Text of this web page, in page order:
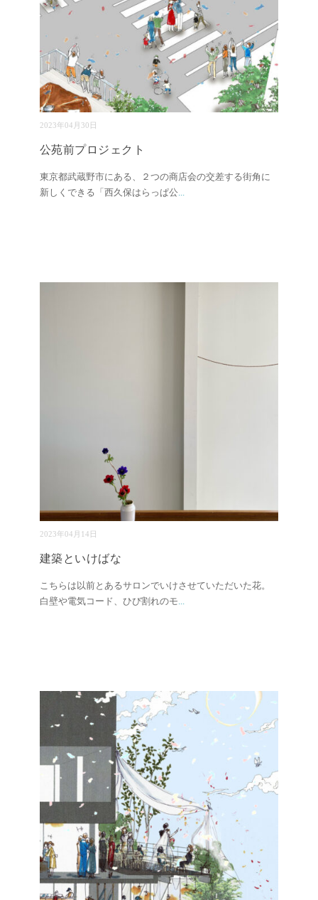
2023年04月30日
公苑前プロジェクト
東京都武蔵野市にある、２つの商店会の交差する街角に
新しくできる「西久保はらっぱ公...
2023年04月14日
建築といけばな
こちらは以前とあるサロンでいけさせていただいた花。
白壁や電気コード、ひび割れのモ...